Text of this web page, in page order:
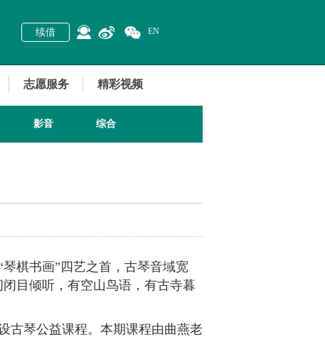
续借 EN
志愿服务 精彩视频
影音 综合
棋书画”四艺之首，古琴音域宽
目倾听，有空山鸟语，有古寺暮
古琴公益课程。本期课程由曲燕老